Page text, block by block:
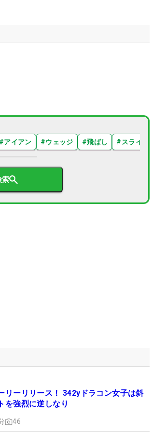
#アイアン #ウェッジ #飛ばし # スライス
索
リーリリース！ 342yドラコン女子は斜
を強烈に逆しなり
46